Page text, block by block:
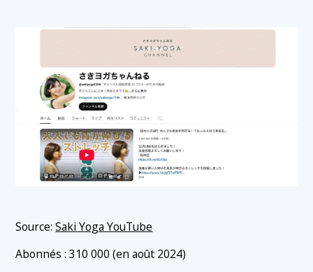
Source:Saki Yoga YouTube
Abonnés : 310 000 (en août 2024)